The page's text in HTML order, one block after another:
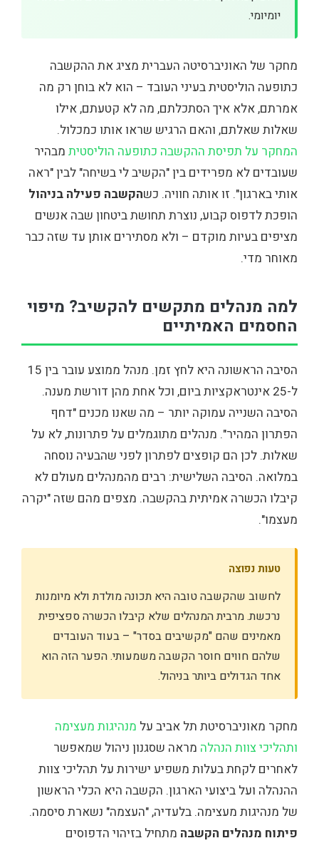
יומיומי.
מחקר של האוניברסיטה העברית מציג את ההקשבה
כתופעה הוליסטית בעיני העובד – הוא לא בוחן רק מה
אמרתם, אלא איך הסתכלתם, מה לא קטעתם, אילו
שאלות שאלתם, והאם הרגיש שראו אותו כמכלול.
המחקר על תפיסת ההקשבה כתופעה הוליסטית מבהיר
שעובדים לא מפרידים בין "הקשיב לי בשיחה" לבין "ראה
אותי בארגון". זו אותה חוויה. כשהקשבה פעילה בניהול
הופכת לדפוס קבוע, נוצרת תחושת ביטחון שבה אנשים
מציפים בעיות מוקדם – ולא מסתירים אותן עד שזה כבר
מאוחר מדי.
למה מנהלים מתקשים להקשיב? מיפוי
החסמים האמיתיים
הסיבה הראשונה היא לחץ זמן. מנהל ממוצע עובר בין 15
ל-25 אינטראקציות ביום, וכל אחת מהן דורשת מענה.
הסיבה השנייה עמוקה יותר – מה שאנו מכנים "דחף
הפתרון המהיר". מנהלים מתוגמלים על פתרונות, לא על
שאלות. לכן הם קופצים לפתרון לפני שהבעיה נוסחה
במלואה. הסיבה השלישית: רבים מהמנהלים מעולם לא
קיבלו הכשרה אמיתית בהקשבה. מצפים מהם שזה "יקרה
מעצמו".
טעות נפוצה
לחשוב שהקשבה טובה היא תכונה מולדת ולא מיומנות
נרכשת. מרבית המנהלים שלא קיבלו הכשרה ספציפית
מאמינים שהם "מקשיבים בסדר" – בעוד העובדים
שלהם חווים חוסר הקשבה משמעותי. הפער הזה הוא
אחד הגדולים ביותר בניהול.
מחקר מאוניברסיטת תל אביב על מנהיגות מעצימה
ותהליכי צוות הנהלה מראה שסגנון ניהול שמאפשר
לאחרים לקחת בעלות משפיע ישירות על תהליכי צוות
ההנהלה ועל ביצועי הארגון. הקשבה היא הכלי הראשון
של מנהיגות מעצימה. בלעדיה, "העצמה" נשארת סיסמה.
פיתוח מנהלים הקשבה מתחיל בזיהוי הדפוסים